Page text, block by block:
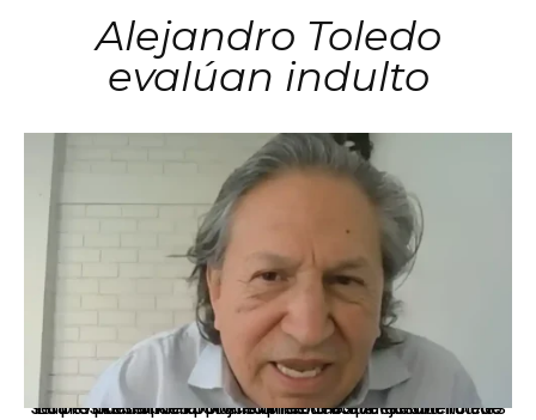
Alejandro Toledo
evalúan indulto
La presidenta Keiko Fujimori informó que la solicitud de indulto presentada por el expresidente Alejandro Toledo será evaluada por la Comisión de Gracias Presidenciales conforme al procedimiento establecido.